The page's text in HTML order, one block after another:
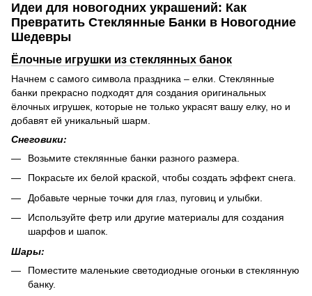
Идеи для новогодних украшений: Как
Превратить Стеклянные Банки в Новогодние
Шедевры
Ёлочные игрушки из стеклянных банок
Начнем с самого символа праздника – елки. Стеклянные
банки прекрасно подходят для создания оригинальных
ёлочных игрушек, которые не только украсят вашу елку, но и
добавят ей уникальный шарм.
Снеговики:
Возьмите стеклянные банки разного размера.
Покрасьте их белой краской, чтобы создать эффект снега.
Добавьте черные точки для глаз, пуговиц и улыбки.
Используйте фетр или другие материалы для создания
шарфов и шапок.
Шары:
Поместите маленькие светодиодные огоньки в стеклянную
банку.